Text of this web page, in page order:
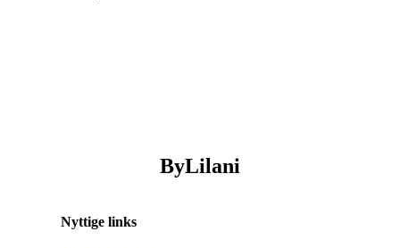
ByLilani
Nyttige links